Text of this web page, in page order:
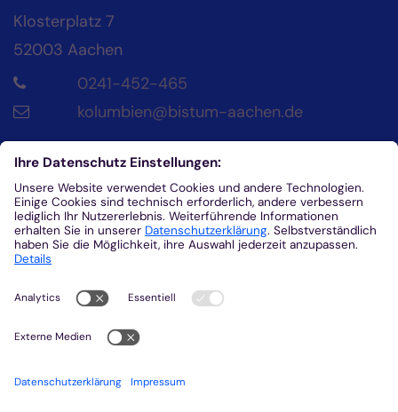
Klosterplatz 7
52003 Aachen
0241-452-465
kolumbien@bistum-aachen.de
Kontakt
Diözesanrat der Katholik*innen im Bistum
Aachen
Klosterplatz 4
helena.fuhrmann@dr-aachen.de